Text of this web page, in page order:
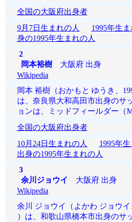
全国の大阪府出身者
9月7日生まれの人
1995年生ま
身の1995年生まれの人
2
岡本裕樹大阪府 出身
Wikipedia
岡本 裕樹（おかもと ゆうき、
は、奈良県大和高田市出身のサ
ョンは、ミッドフィールダー（
全国の大阪府出身者
10月24日生まれの人
1995年
出身の1995年生まれの人
3
余川ジョウイ 大阪府 出身
Wikipedia
余川 ジョウイ（よかわ ジョウイ
）は、和歌山県橋本市出身のサ